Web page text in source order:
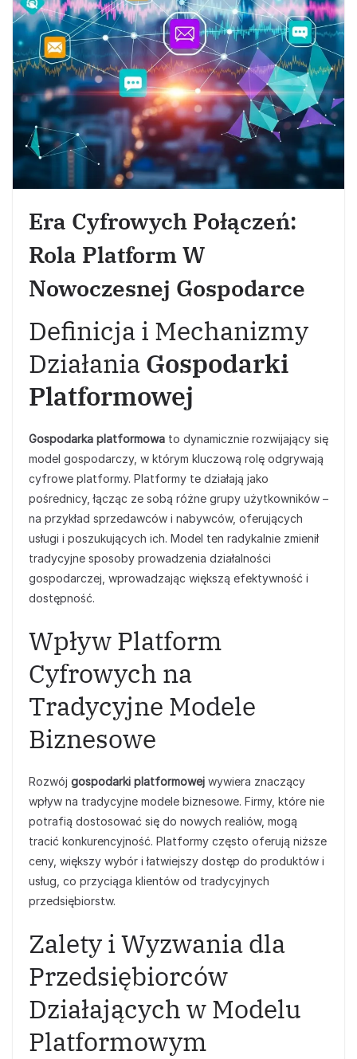
Era Cyfrowych Połączeń:
Rola Platform W
Nowoczesnej Gospodarce
Definicja i Mechanizmy
DziałaniaGospodarki
Platformowej
Gospodarka platformowa to dynamicznie rozwijający się
model gospodarczy, w którym kluczową rolę odgrywają
cyfrowe platformy. Platformy te działają jako
pośrednicy, łącząc ze sobą różne grupy użytkowników –
na przykład sprzedawców i nabywców, oferujących
usługi i poszukujących ich. Model ten radykalnie zmienił
tradycyjne sposoby prowadzenia działalności
gospodarczej, wprowadzając większą efektywność i
dostępność.
Wpływ Platform
Cyfrowych na
Tradycyjne Modele
Biznesowe
Rozwój gospodarki platformowej wywiera znaczący
wpływ na tradycyjne modele biznesowe. Firmy, które nie
potrafią dostosować się do nowych realiów, mogą
tracić konkurencyjność. Platformy często oferują niższe
ceny, większy wybór i łatwiejszy dostęp do produktów i
usług, co przyciąga klientów od tradycyjnych
przedsiębiorstw.
Zalety i Wyzwania dla
Przedsiębiorców
Działających w Modelu
Platformowym